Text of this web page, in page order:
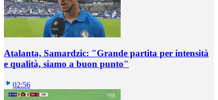
Atalanta, Samardzic: "Grande partita per intensità
e qualità, siamo a buon punto"
02:56